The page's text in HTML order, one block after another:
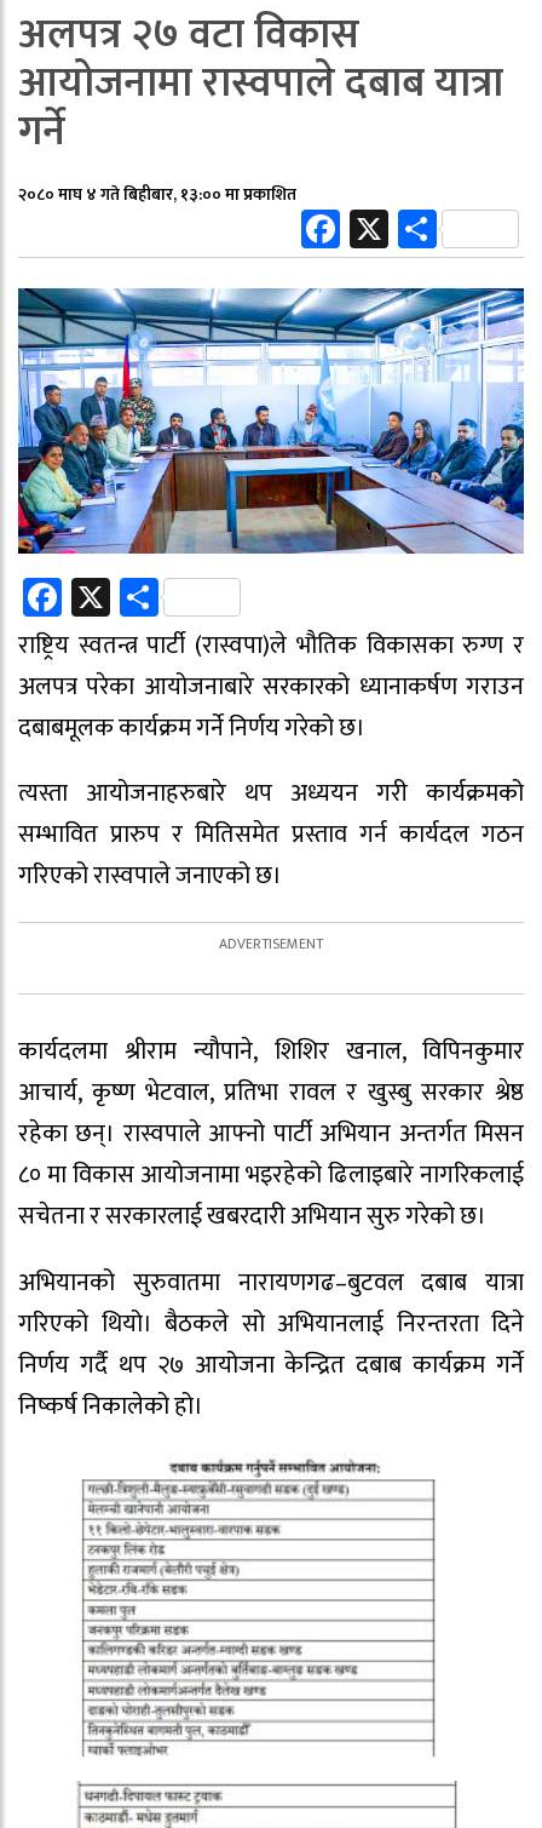
अलपत्र २७ वटा विकास
आयोजनामा रास्वपाले दबाब यात्रा
गर्ने
२०८० माघ ४ गते बिहीबार, १३:०० मा प्रकाशित
Facebook
XShare
Facebook
X Share
राष्ट्रिय स्वतन्त्र पार्टी (रास्वपा)ले भौतिक विकासका रुग्ण र
अलपत्र परेका आयोजनाबारे सरकारको ध्यानाकर्षण गराउन
दबाबमूलक कार्यक्रम गर्ने निर्णय गरेको छ।
त्यस्ता आयोजनाहरुबारे थप अध्ययन गरी कार्यक्रमको
सम्भावित प्रारुप र मितिसमेत प्रस्ताव गर्न कार्यदल गठन
गरिएको रास्वपाले जनाएको छ।
कार्यदलमा श्रीराम न्यौपाने, शिशिर खनाल, विपिनकुमार
आचार्य, कृष्ण भेटवाल, प्रतिभा रावल र खुस्बु सरकार श्रेष्ठ
रहेका छन्। रास्वपाले आफ्नो पार्टी अभियान अन्तर्गत मिसन
८० मा विकास आयोजनामा भइरहेको ढिलाइबारे नागरिकलाई
सचेतना र सरकारलाई खबरदारी अभियान सुरु गरेको छ।
अभियानको सुरुवातमा नारायणगढ–बुटवल दबाब यात्रा
गरिएको थियो। बैठकले सो अभियानलाई निरन्तरता दिने
निर्णय गर्दै थप २७ आयोजना केन्द्रित दबाब कार्यक्रम गर्ने
निष्कर्ष निकालेको हो।